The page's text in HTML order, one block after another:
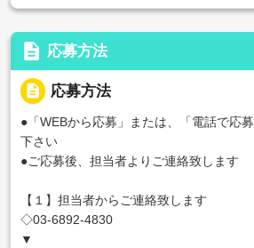
description 応募方法
description 応募方法
●「WEBから応募」または、「電話で応
下さい
●ご応募後、担当者よりご連絡致します
【１】担当者からご連絡致します
◇03-6892-4830
▼